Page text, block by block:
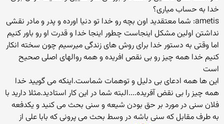
خدا به حساب میاری؟
ametis: شما معتقدید اون بچه رو خدا تو دنیا اورده و پدر و مادر نقشی
نداشتن اولین مشکل اینجاست چطور اینجا خدا و قدرت او رو باور کنیم
اما وقتی به دستور خدا برای روش های زندگی میرسیم چون سخته انکار
کنیم خدا همه چیز رو بی نقص افریده و همه روالهای اصلی صحیح
است
این ها همه ادعای بی دلیل و توهمات شماست.اینکه می گویید خدا
همه چیز را بی نقض آفریده....البته شما در این کار استادید.مثلا دارید با
فلان سنی در مورد بر حق بودن شیعه و سنی بحث می کنید و یکدفعه
به طرف مقابل که سنی باشه در وسط بحث می پرونی که بابا علی از